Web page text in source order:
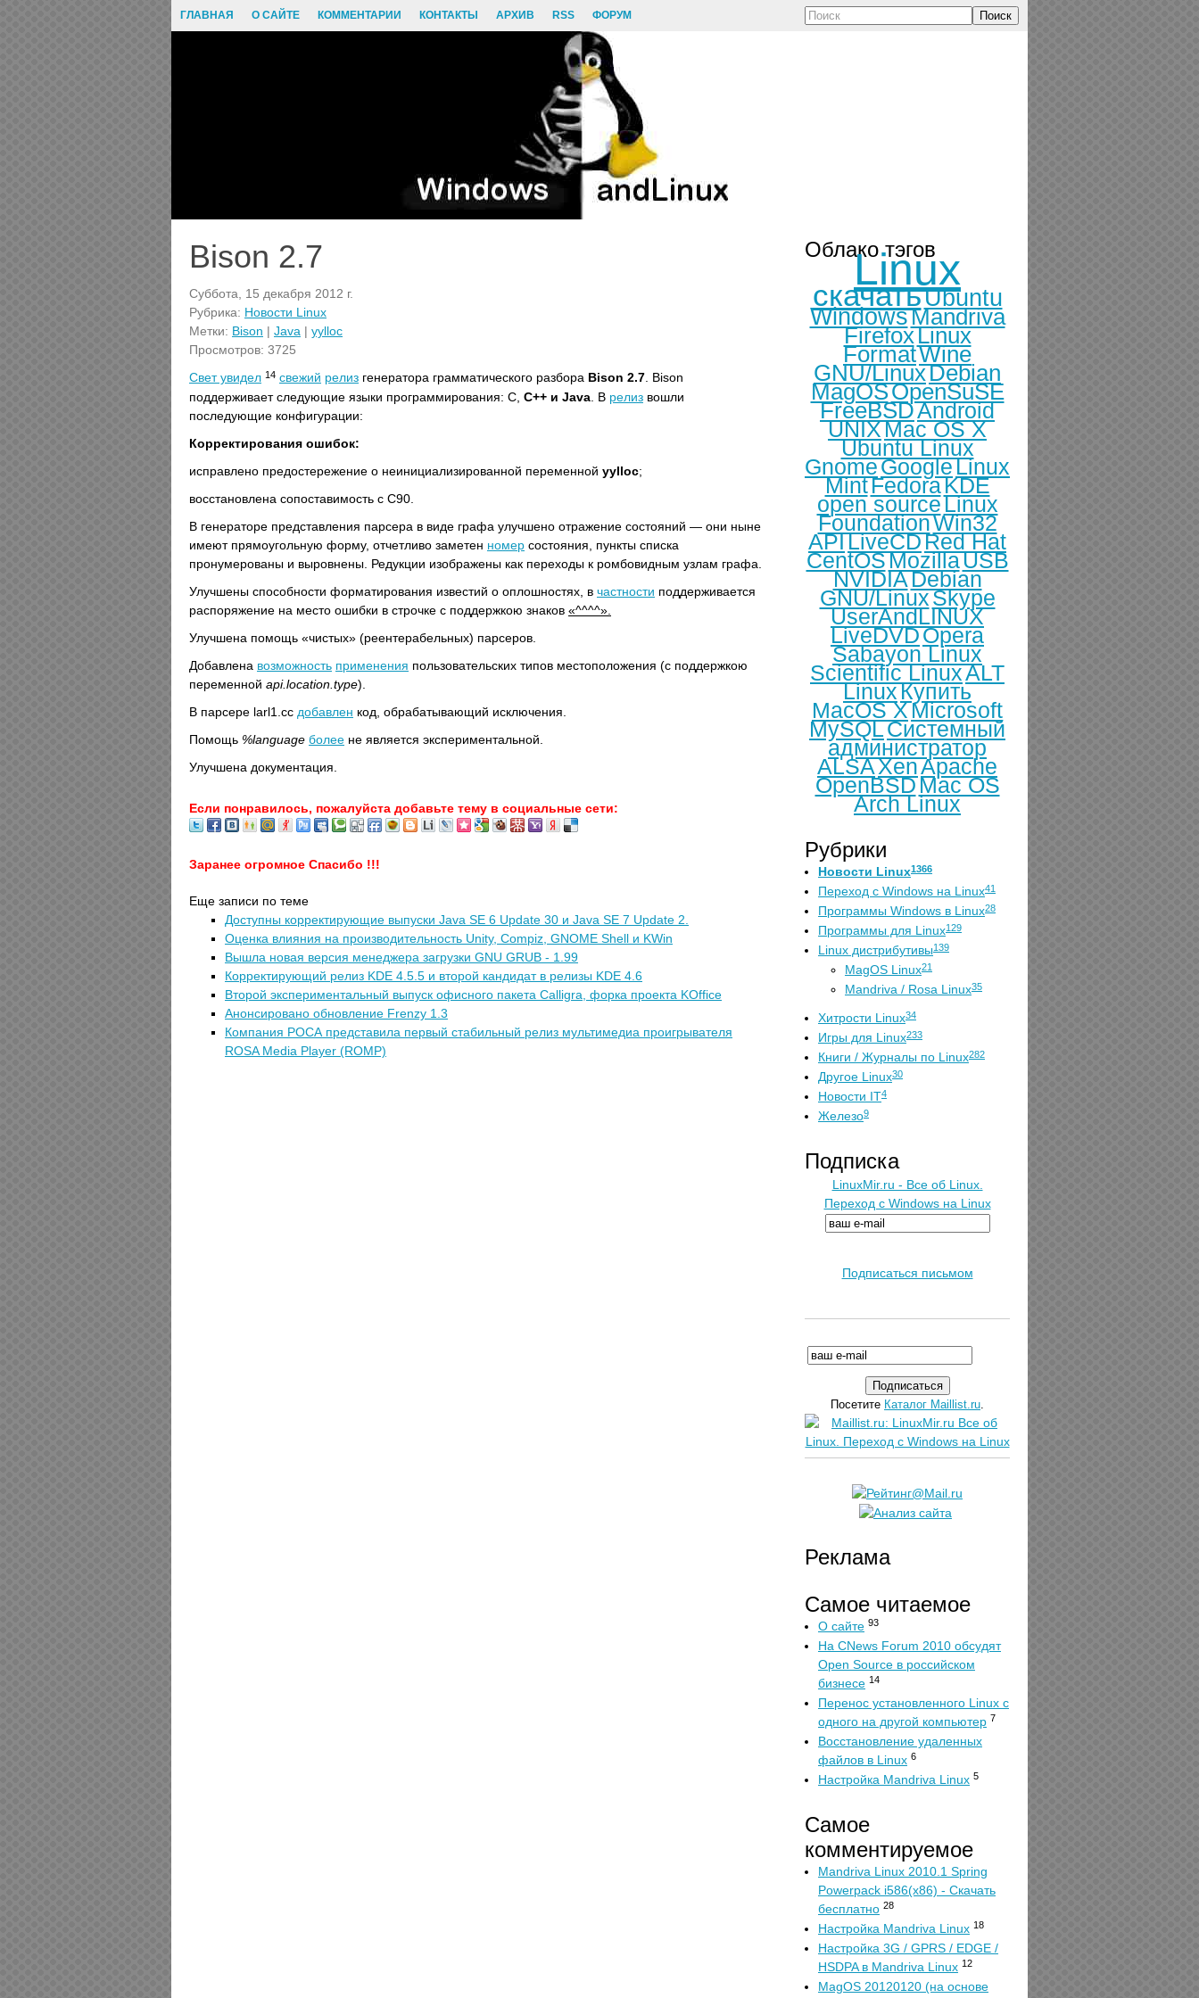
ГЛАВНАЯ О САЙТЕ КОММЕНТАРИИ КОНТАКТЫ АРХИВ RSS ФОРУМ Поиск
Bison 2.7
Суббота, 15 декабря 2012 г.
Рубрика: Новости Linux
Метки: Bison | Java | yylloc
Просмотров: 3725
Свет увидел 14 свежий релиз генератора грамматического разбора Bison 2.7 . Bison
поддерживает следующие языки программирования: C, C++ и Java . В релиз вошли
последующие конфигурации:
Корректирования ошибок:
исправлено предостережение о неинициализированной переменной yylloc;
восстановлена сопоставимость с C90.
В генераторе представления парсера в виде графа улучшено отражение состояний — они ныне
имеют прямоугольную форму, отчетливо заметен номер состояния, пункты списка
пронумерованы и выровнены. Редукции изображены как переходы к ромбовидным узлам графа.
Улучшены способности форматирования известий о оплошностях, в частности поддерживается
распоряжение на место ошибки в строчке с поддержкою знаков «^^^^».
Улучшена помощь «чистых» (реентерабельных) парсеров.
Добавлена возможность применения пользовательских типов местоположения (с поддержкою
переменной api.location.type).
В парсере larl1.cc добавлен код, обрабатывающий исключения.
Помощь %language более не является экспериментальной.
Улучшена документация.
Если понравилось, пожалуйста добавьте тему в социальные сети:
Заранее огромное Спасибо !!!
Еще записи по теме
Доступны корректирующие выпуски Java SE 6 Update 30 и Java SE 7 Update 2.
Оценка влияния на производительность Unity, Compiz, GNOME Shell и KWin
Вышла новая версия менеджера загрузки GNU GRUB - 1.99
Корректирующий релиз KDE 4.5.5 и второй кандидат в релизы KDE 4.6
Второй экспериментальный выпуск офисного пакета Calligra, форка проекта KOffice
Анонсировано обновление Frenzy 1.3
Компания РОСА представила первый стабильный релиз мультимедиа проигрывателя
ROSA Media Player (ROMP)
Облако тэгов
Linux
скачатьUbuntu
WindowsMandriva
FirefoxLinux
FormatWine
GNU/LinuxDebian
MagOSOpenSuSE
FreeBSDAndroid
UNIXMac OS X
Ubuntu Linux
GnomeGoogleLinux
MintFedoraKDE
open sourceLinux
FoundationWin32
APILiveCDRed Hat
CentOSMozillaUSB
NVIDIADebian
GNU/LinuxSkype
UserAndLINUX
LiveDVDOpera
Sabayon Linux
Scientific LinuxALT
LinuxКупить
MacOS XMicrosoft
MySQLСистемный
администратор
ALSAXenApache
OpenBSD Mac OS
Arch Linux
Рубрики
Новости Linux1366
Переход с Windows на Linux41
Программы Windows в Linux28
Программы для Linux129
Linux дистрибутивы139
MagOS Linux21
Mandriva / Rosa Linux35
Хитрости Linux34
Игры для Linux233
Книги / Журналы по Linux282
Другое Linux30
Новости IT4
Железо9
Подписка
LinuxMir.ru - Все об Linux.
Переход с Windows на Linux
Подписаться письмом
Посетите Каталог Maillist.ru.
Реклама
Самое читаемое
О сайте 93
На CNews Forum 2010 обсудят
Open Source в российском
бизнесе 14
Перенос установленного Linux с
одного на другой компьютер 7
Восстановление удаленных
файлов в Linux 6
Настройка Mandriva Linux 5
Самое
комментируемое
Mandriva Linux 2010.1 Spring
Powerpack i586(x86) - Скачать
бесплатно 28
Настройка Mandriva Linux 18
Настройка 3G / GPRS / EDGE /
HSDPA в Mandriva Linux 12
MagOS 20120120 (на основе